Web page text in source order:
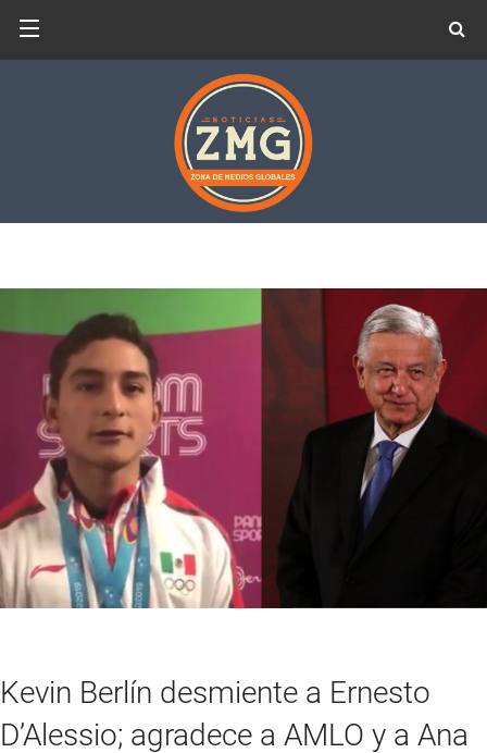
Kevin Berlín desmiente a Ernesto
D’Alessio; agradece a AMLO y a Ana